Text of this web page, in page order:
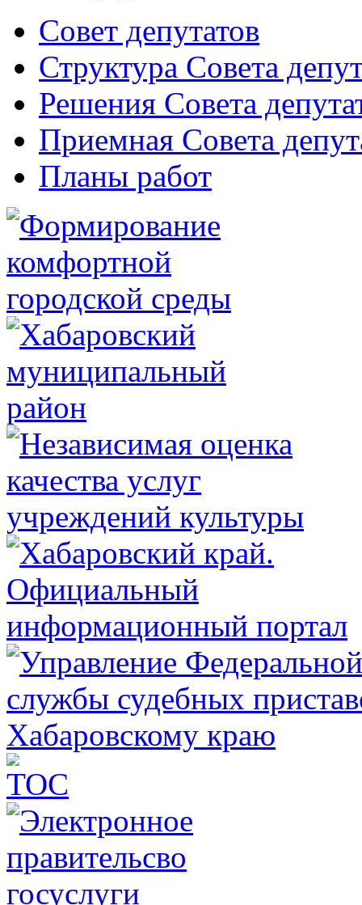
Совет депутатов
Структура Совета
Решения Совета
Приемная Совета
Планы работ